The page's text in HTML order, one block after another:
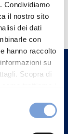
Condividiamo
il nostro sito
dei dati
con
hanno raccolto
su
Scopra di
"Informativa
parla con